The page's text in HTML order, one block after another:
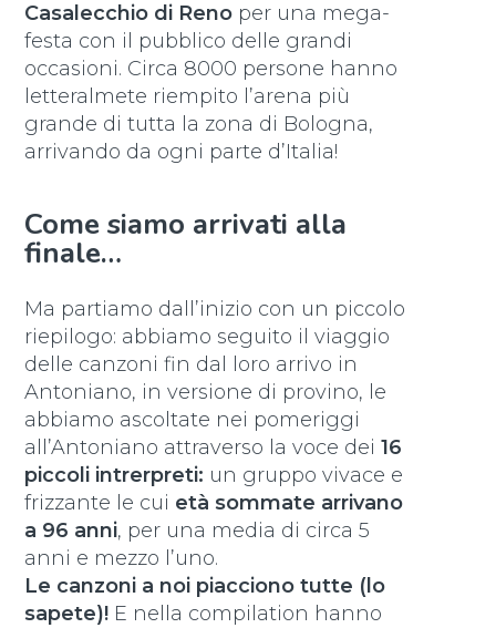
Casalecchio di Reno per una mega-
festa con il pubblico delle grandi
occasioni. Circa 8000 persone hanno
letteralmete riempito l’arena più
grande di tutta la zona di Bologna,
arrivando da ogni parte d’Italia!
Come siamo arrivati alla
finale…
Ma partiamo dall’inizio con un piccolo
riepilogo: abbiamo seguito il viaggio
delle canzoni fin dal loro arrivo in
Antoniano, in versione di provino, le
abbiamo ascoltate nei pomeriggi
all’Antoniano attraverso la voce dei16
piccoli intrerpreti: un gruppo vivace e
frizzante le cui età sommate arrivano
a 96 anni, per una media di circa 5
anni e mezzo l’uno.
Le canzoni a noi piacciono tutte (lo
sapete)! E nella compilation hanno